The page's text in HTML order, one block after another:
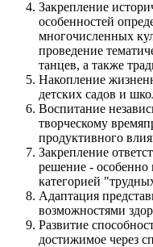
Закрепление
особенностей
многочисленных
проведение
танцев, а также
Накопление
детских садов и
Воспитание
творческому
продуктивного
Закрепление
решение - особенно
категорией
Адаптация
возможностями
Развитие
достижимое через